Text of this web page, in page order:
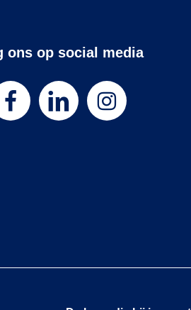
ons op social media